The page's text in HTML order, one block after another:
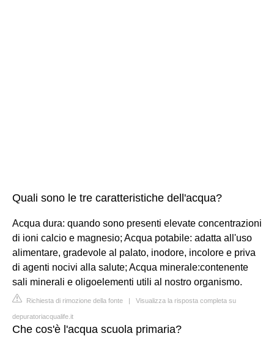
Quali sono le tre caratteristiche dell'acqua?
Acqua dura: quando sono presenti elevate concentrazioni
di ioni calcio e magnesio; Acqua potabile: adatta all'uso
alimentare, gradevole al palato, inodore, incolore e priva
di agenti nocivi alla salute; Acqua minerale:contenente
sali minerali e oligoelementi utili al nostro organismo.
Richiesta di rimozione della fonte | Visualizza la risposta completa su
depuratoriacqualife.it
Che cos'è l'acqua scuola primaria?